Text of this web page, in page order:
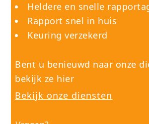
Heldere en snelle
Rapport snel in huis
Keuring verzekerd
Bent u benieuwd naar onze
bekijk ze hier
Bekijk onze diensten